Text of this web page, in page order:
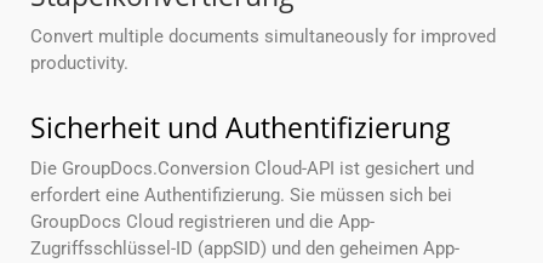
Convert multiple documents simultaneously for improved
productivity.
Sicherheit und Authentifizierung
Die GroupDocs.Conversion Cloud-API ist gesichert und
erfordert eine Authentifizierung. Sie müssen sich bei
GroupDocs Cloud registrieren und die App-
Zugriffsschlüssel-ID (appSID) und den geheimen App-